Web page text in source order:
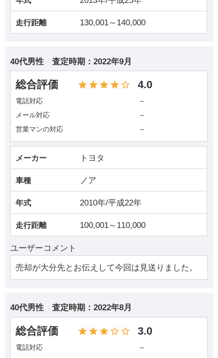
走行距離 130,001～140,000
40代男性 査定時期： 2022年9月
総合評価 4.0
電話対応 －
メール対応 －
営業マンの対応 －
メーカー トヨタ
車種 ノア
年式 2010年/平成22年
走行距離 100,001～110,000
ユーザーコメント
売却が大分先とお伝えして今回は見送りました。
40代男性 査定時期： 2022年8月
総合評価 3.0
電話対応 －